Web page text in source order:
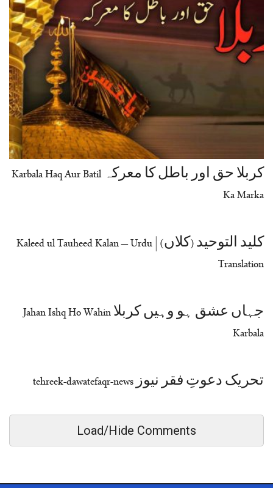
کربلا حق اور باطل کا معرکہ Karbala Haq Aur Batil
Ka Marka
کلید التوحید (کلاں) | Kaleed ul Tauheed Kalan – Urdu
Translation
جہاں عشق ہو وہیں کربلا Jahan Ishq Ho Wahin
Karbala
تحریک دعوتِ فقر نیوز tehreek-dawatefaqr-news
Load/Hide Comments